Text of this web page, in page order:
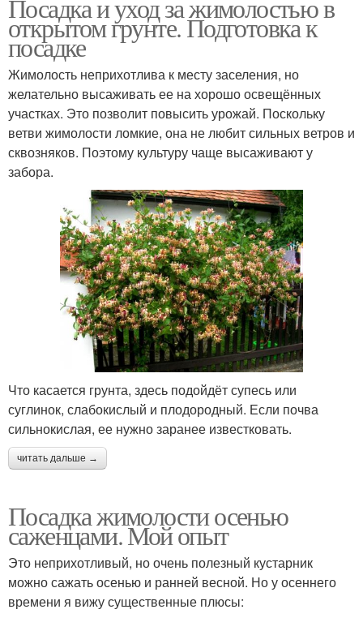
Посадка и уход за жимолостью в
открытом грунте. Подготовка к
посадке
Жимолость неприхотлива к месту заселения, но
желательно высаживать ее на хорошо освещённых
участках. Это позволит повысить урожай. Поскольку
ветви жимолости ломкие, она не любит сильных ветров и
сквозняков. Поэтому культуру чаще высаживают у
забора.
Что касается грунта, здесь подойдёт супесь или
суглинок, слабокислый и плодородный. Если почва
сильнокислая, ее нужно заранее известковать.
читать дальше →
Посадка жимолости осенью
саженцами. Мой опыт
Это неприхотливый, но очень полезный кустарник
можно сажать осенью и ранней весной. Но у осеннего
времени я вижу существенные плюсы: